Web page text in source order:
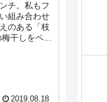
チ。私もフ
組み合わせ
のある「枝
干しをペー
2019.08.18